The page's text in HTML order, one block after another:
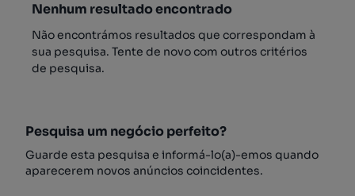
Nenhum resultado encontrado
Não encontrámos resultados que correspondam à
sua pesquisa. Tente de novo com outros critérios
de pesquisa.
Pesquisa um negócio perfeito?
Guarde esta pesquisa e informá-lo(a)-emos quando
aparecerem novos anúncios coincidentes.